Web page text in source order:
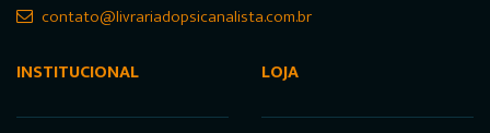
contato@livrariadopsicanalista.com.br
INSTITUCIONAL LOJA